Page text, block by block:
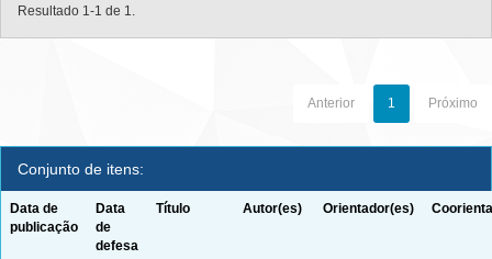
Resultado 1-1 de 1.
Anterior 1 Próximo
Conjunto de itens:
Data de
publicação
Data
de
defesa
Título Autor(es) Orientador(es)